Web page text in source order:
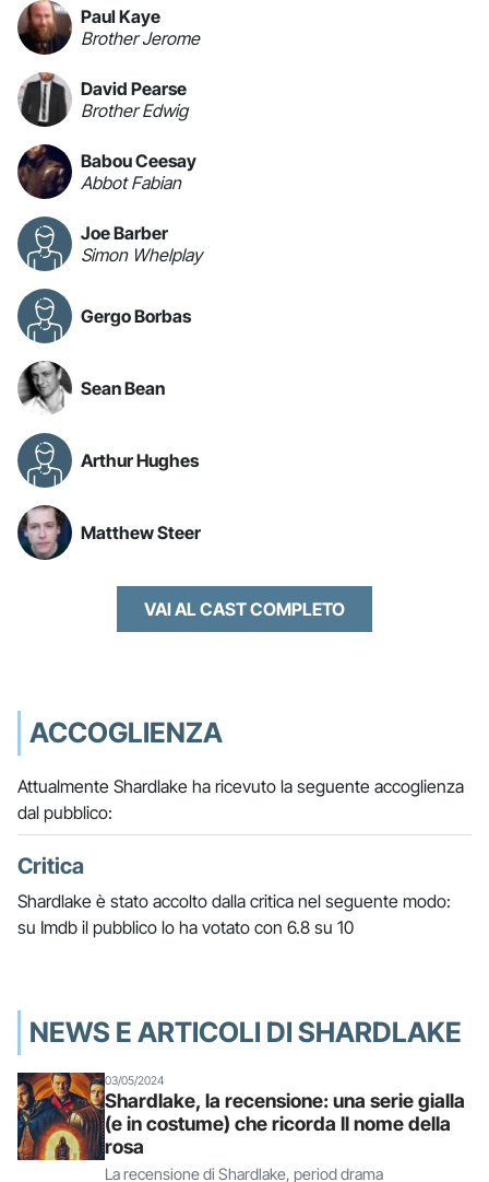
Paul Kaye
Brother Jerome
David Pearse
Brother Edwig
Babou Ceesay
Abbot Fabian
Joe Barber
Simon Whelplay
Gergo Borbas
Sean Bean
Arthur Hughes
Matthew Steer
VAI AL CAST COMPLETO
ACCOGLIENZA
Attualmente Shardlake ha ricevuto la seguente accoglienza
dal pubblico:
Critica
Shardlake è stato accolto dalla critica nel seguente modo:
su Imdb il pubblico lo ha votato con 6.8 su 10
NEWS E ARTICOLI DI SHARDLAKE
03/05/2024
Shardlake, la recensione: una serie gialla
(e in costume) che ricorda Il nome della
rosa
La recensione di Shardlake, period drama